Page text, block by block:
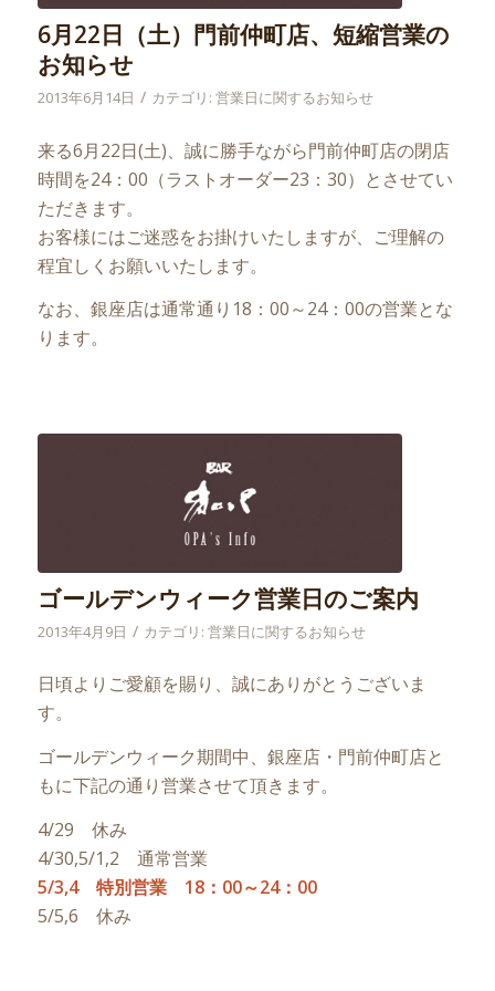
6月22日（土）門前仲町店、短縮営業の
お知らせ
2013年6月14日 / カテゴリ: 営業日に関するお知らせ
来る6月22日(土)、誠に勝手ながら門前仲町店の閉店
時間を24：00（ラストオーダー23：30）とさせてい
ただきます。
お客様にはご迷惑をお掛けいたしますが、ご理解の
程宜しくお願いいたします。
なお、銀座店は通常通り18：00～24：00の営業とな
ります。
ゴールデンウィーク営業日のご案内
2013年4月9日 / カテゴリ: 営業日に関するお知らせ
日頃よりご愛顧を賜り、誠にありがとうございま
す。
ゴールデンウィーク期間中、銀座店・門前仲町店と
もに下記の通り営業させて頂きます。
4/29 休み
4/30,5/1,2 通常営業
5/3,4 特別営業 18：00～24：00
5/5,6 休み